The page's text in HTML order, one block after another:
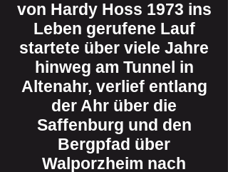
von Hardy Hoss 1973 ins
Leben gerufene Lauf
startete über viele Jahre
hinweg am Tunnel in
Altenahr, verlief entlang
der Ahr über die
Saffenburg und den
Bergpfad über
Walporzheim nach